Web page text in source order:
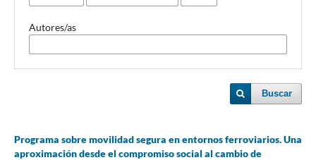
Autores/as
Buscar
Programa sobre movilidad segura en entornos ferroviarios. Una
aproximación desde el compromiso social al cambio de